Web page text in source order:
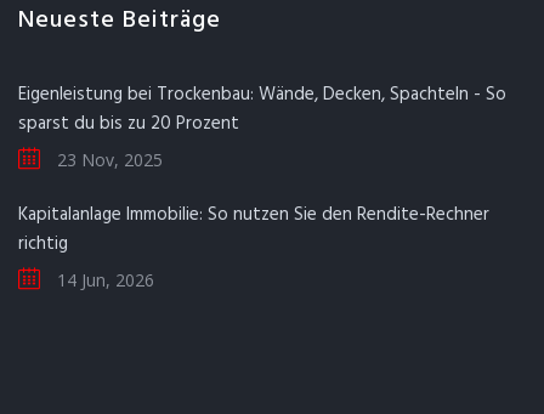
Neueste Beiträge
Eigenleistung bei Trockenbau: Wände, Decken, Spachteln - So
sparst du bis zu 20 Prozent
23 Nov, 2025
Kapitalanlage Immobilie: So nutzen Sie den Rendite-Rechner
richtig
14 Jun, 2026